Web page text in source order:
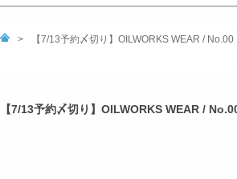
> 【7/13予約〆切り】OILWORKS WEAR /
【7/13予約〆切り】OILWORKS WEAR /